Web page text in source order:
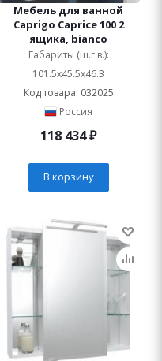
Мебель для ванной
Caprigo Caprice 100 2
ящика, bianco
Габариты (ш.г.в.):
101.5x45.5x46.3
Код товара: 032025
Россия
118 434₽
В корзину